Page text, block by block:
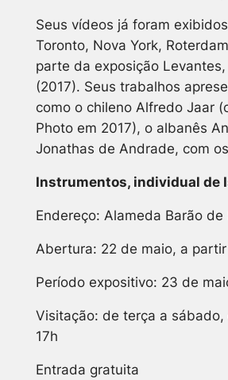
Seus vídeos já foram
Toronto, Nova York,
parte da exposição Levantes
(2017). Seus trabalhos
como o chileno Alfredo Jaar
Photo em 2017), o albanês
Jonathas de Andrade, com
Instrumentos, individual de
Endereço: Alameda Barão
Abertura: 22 de maio, a
Período expositivo: 23 de
Visitação: de terça a
17h
Entrada gratuita